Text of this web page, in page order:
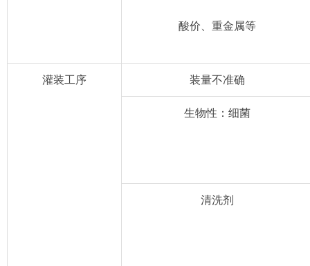
酸价、重金属等
灌装工序 装量不准确
生物性：细菌
清洗剂